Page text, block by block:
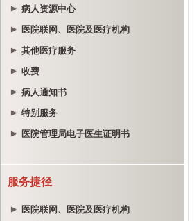
病人资源中心
医院联网、医院及医疗机构
其他医疗服务
收费
病人通知书
特别服务
医院管理局电子医生证明书
服务捷径
医院联网、医院及医疗机构